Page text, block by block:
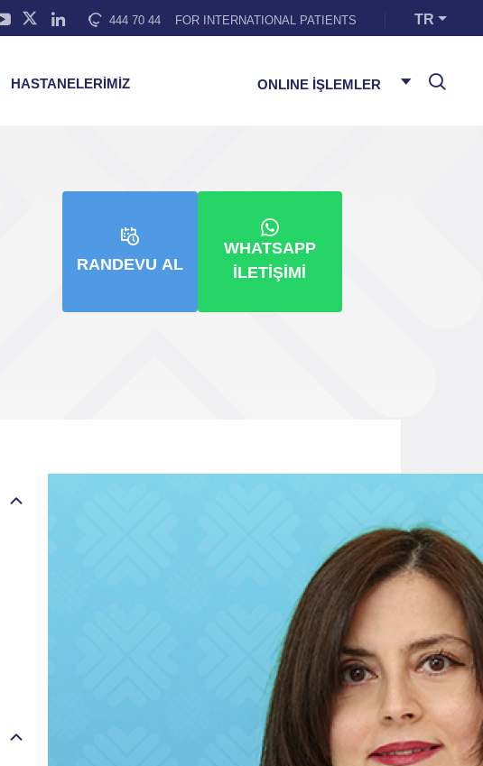
444 70 44 FOR INTERNATIONAL PATIENTS TR
HASTANELERİMİZ ONLINE İŞLEMLER
RANDEVU AL
WHATSAPP
İLETIŞIMI